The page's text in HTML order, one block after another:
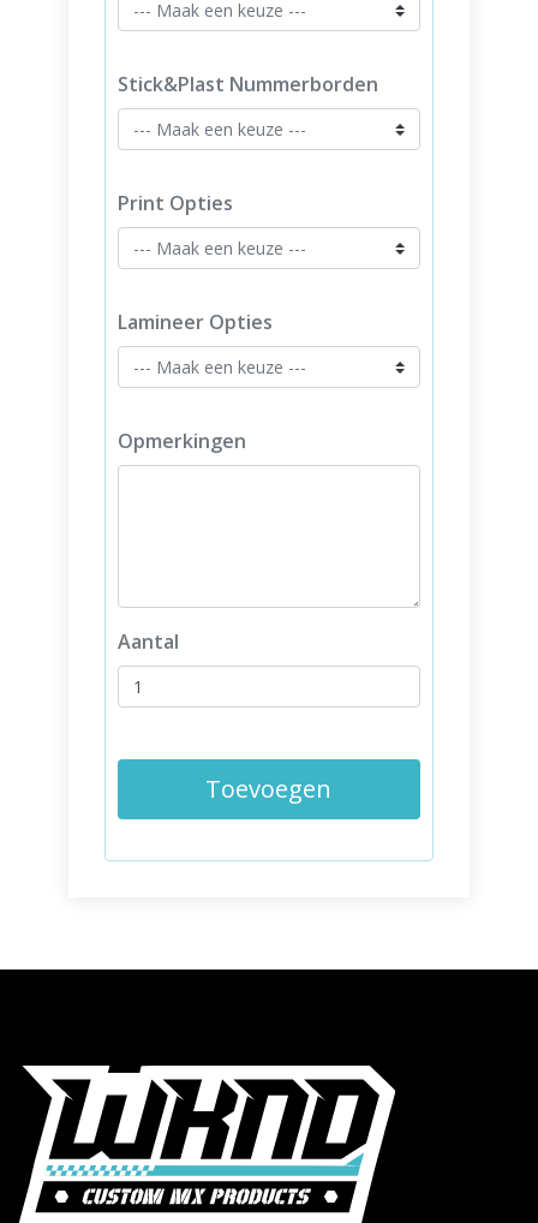
Stick&Plast Nummerborden
Print Opties
Lamineer Opties
Opmerkingen
Aantal
Toevoegen